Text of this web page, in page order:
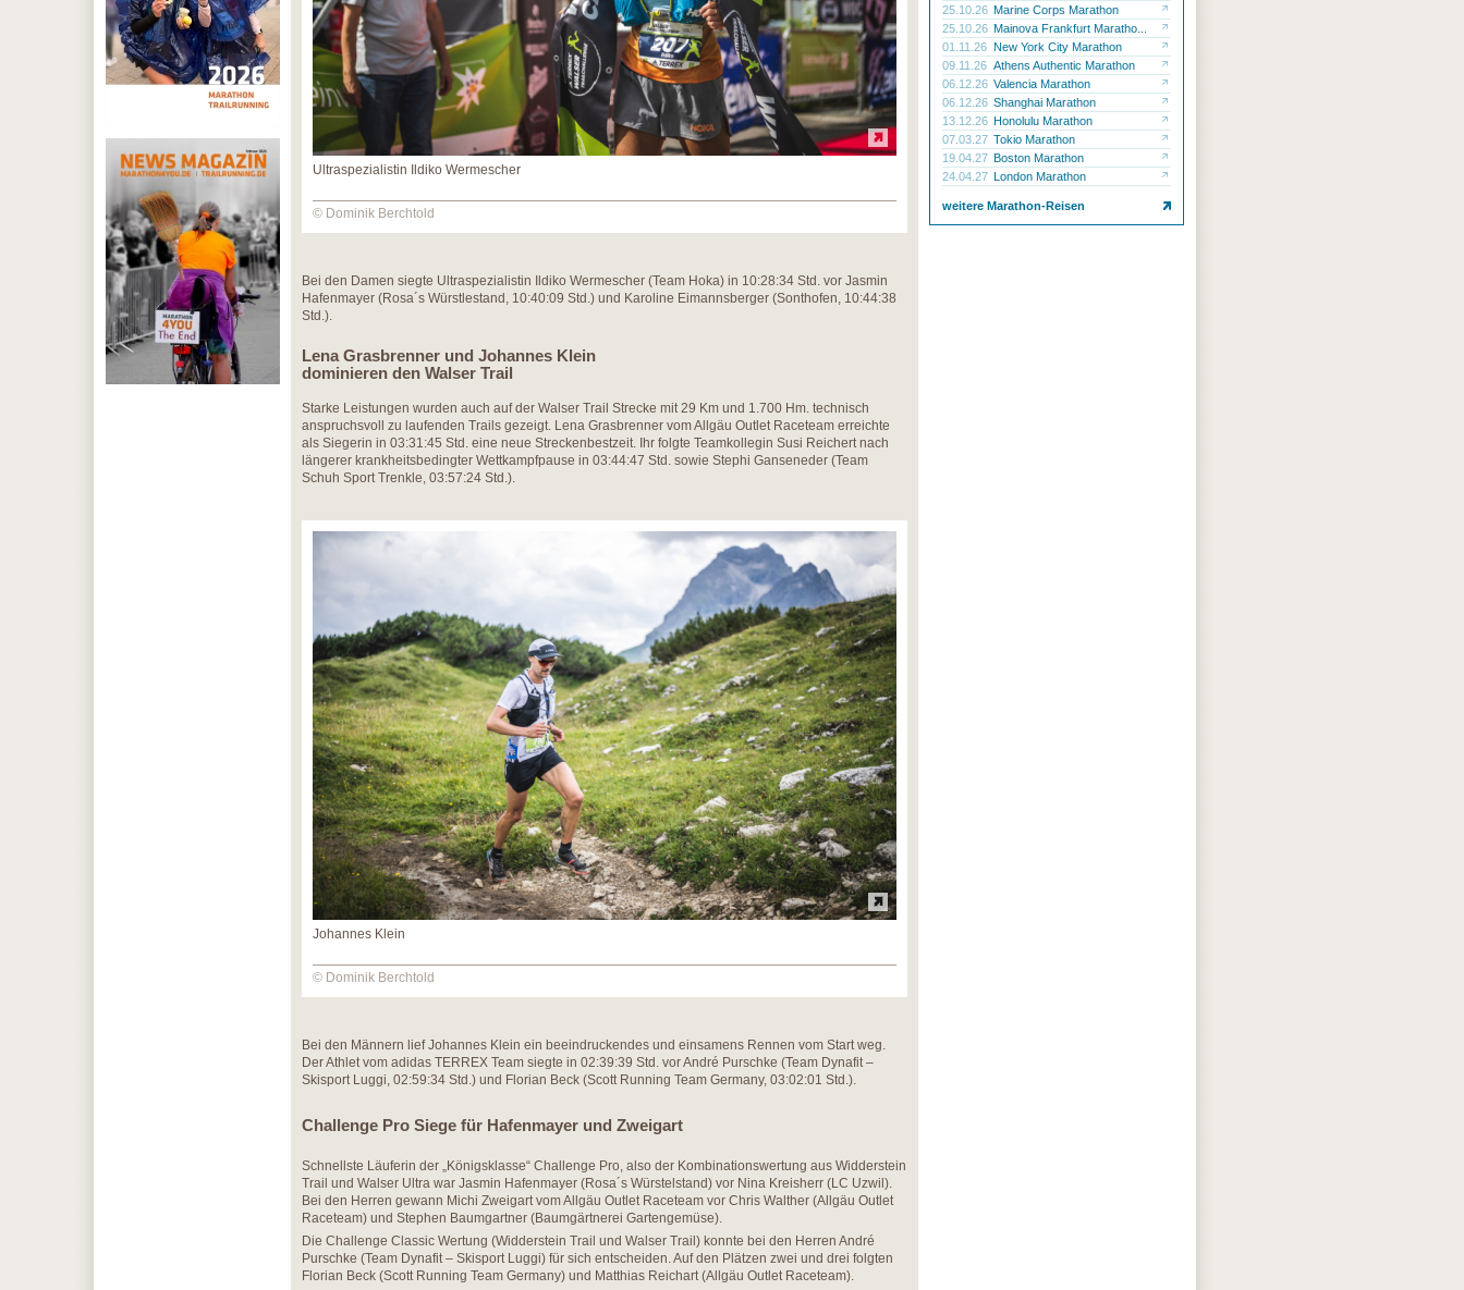
Ultraspezialistin Ildiko Wermescher
© Dominik Berchtold
Bei den Damen siegte Ultraspezialistin Ildiko Wermescher (Team Hoka) in 10:28:34 Std. vor Jasmin
Hafenmayer (Rosa´s Würstlestand, 10:40:09 Std.) und Karoline Eimannsberger (Sonthofen, 10:44:38
Std.).
Lena Grasbrenner und Johannes Klein
dominieren den Walser Trail
Starke Leistungen wurden auch auf der Walser Trail Strecke mit 29 Km und 1.700 Hm. technisch
anspruchsvoll zu laufenden Trails gezeigt. Lena Grasbrenner vom Allgäu Outlet Raceteam erreichte
als Siegerin in 03:31:45 Std. eine neue Streckenbestzeit. Ihr folgte Teamkollegin Susi Reichert nach
längerer krankheitsbedingter Wettkampfpause in 03:44:47 Std. sowie Stephi Ganseneder (Team
Schuh Sport Trenkle, 03:57:24 Std.).
Johannes Klein
© Dominik Berchtold
Bei den Männern lief Johannes Klein ein beeindruckendes und einsamens Rennen vom Start weg.
Der Athlet vom adidas TERREX Team siegte in 02:39:39 Std. vor André Purschke (Team Dynafit –
Skisport Luggi, 02:59:34 Std.) und Florian Beck (Scott Running Team Germany, 03:02:01 Std.).
Challenge Pro Siege für Hafenmayer und Zweigart
Schnellste Läuferin der „Königsklasse“ Challenge Pro, also der Kombinationswertung aus Widderstein
Trail und Walser Ultra war Jasmin Hafenmayer (Rosa´s Würstelstand) vor Nina Kreisherr (LC Uzwil).
Bei den Herren gewann Michi Zweigart vom Allgäu Outlet Raceteam vor Chris Walther (Allgäu Outlet
Raceteam) und Stephen Baumgartner (Baumgärtnerei Gartengemüse).
Die Challenge Classic Wertung (Widderstein Trail und Walser Trail) konnte bei den Herren André
Purschke (Team Dynafit – Skisport Luggi) für sich entscheiden. Auf den Plätzen zwei und drei folgten
Florian Beck (Scott Running Team Germany) und Matthias Reichart (Allgäu Outlet Raceteam).
25.10.26 Marine Corps Marathon
25.10.26 Mainova Frankfurt Maratho...
01.11.26 New York City Marathon
09.11.26 Athens Authentic Marathon
06.12.26 Valencia Marathon
06.12.26 Shanghai Marathon
13.12.26 Honolulu Marathon
07.03.27 Tokio Marathon
19.04.27 Boston Marathon
24.04.27 London Marathon
weitere Marathon-Reisen